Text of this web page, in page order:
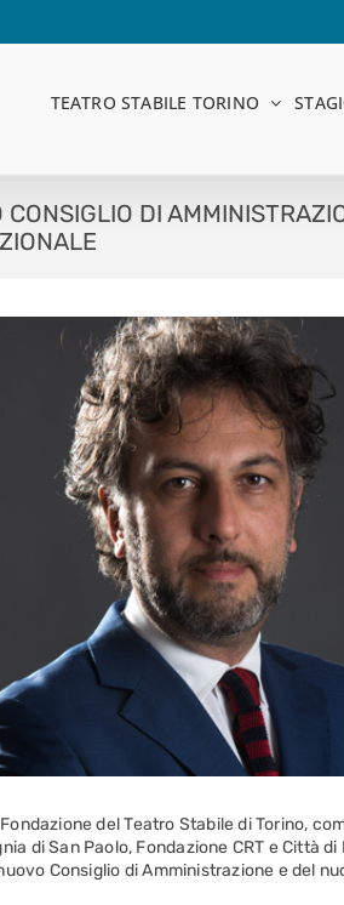
TEATRO STABILE TORINO
DI
del Teatro Stabile di Torino,
di San Paolo, Fondazione CRT e Città
Consiglio di Amministrazione e del